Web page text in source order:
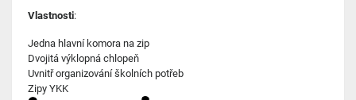
Vlastnosti:
Jedna hlavní komora na zip
Dvojitá výklopná chlopeň
Uvnitř organizování školních potřeb
Zipy YKK